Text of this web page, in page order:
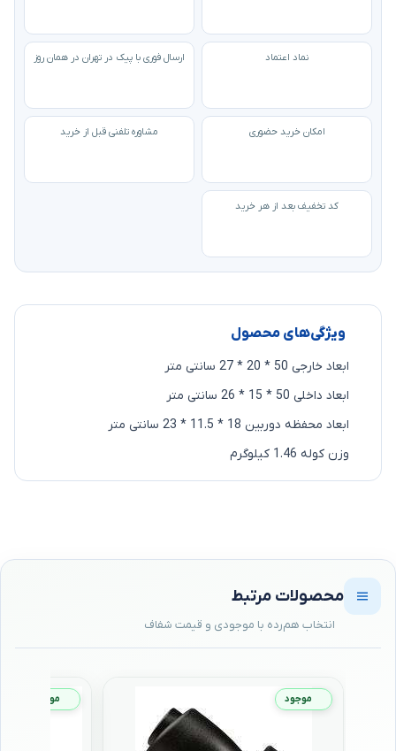
نماد اعتماد ارسال فوری با پیک در تهران در همان روز
امکان خرید حضوری مشاوره تلفنی قبل از خرید
کد تخفیف بعد از هر خرید
ویژگی‌های محصول
ابعاد خارجی 50 * 20 * 27 سانتی متر
ابعاد داخلی 50 * 15 * 26 سانتی متر
ابعاد محفظه دوربین 18 * 11.5 * 23 سانتی متر
وزن کوله 1.46 کیلوگرم
محصولات مرتبط
موجود موجود